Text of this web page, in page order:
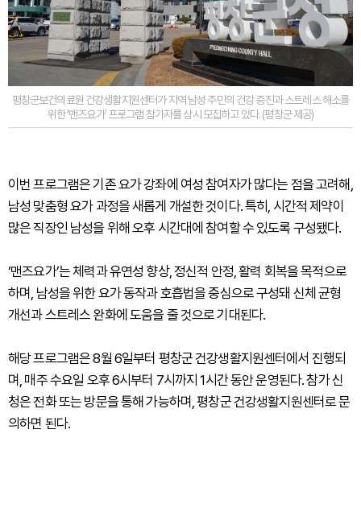
평창군보건의료원 건강생활지원센터가 지역 남성 주민의 건강 증진과 스트레스 해소를
위한 ‘맨즈요가’ 프로그램 참가자를 상시 모집하고 있다. (평창군 제공)
이번 프로그램은 기존 요가 강좌에 여성 참여자가 많다는 점을 고려해,
남성 맞춤형 요가 과정을 새롭게 개설한 것이다. 특히, 시간적 제약이
많은 직장인 남성을 위해 오후 시간대에 참여할 수 있도록 구성됐다.
‘맨즈요가’는 체력과 유연성 향상, 정신적 안정, 활력 회복을 목적으로
하며, 남성을 위한 요가 동작과 호흡법을 중심으로 구성돼 신체 균형
개선과 스트레스 완화에 도움을 줄 것으로 기대된다.
해당 프로그램은 8월 6일부터 평창군 건강생활지원센터에서 진행되
며, 매주 수요일 오후 6시부터 7시까지 1시간 동안 운영된다. 참가 신
청은 전화 또는 방문을 통해 가능하며, 평창군 건강생활지원센터로 문
의하면 된다.